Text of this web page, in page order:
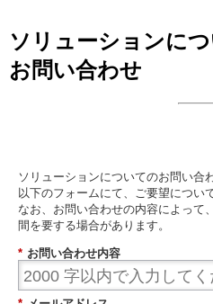
ソリューションに
お問い合わせ
ソリューションについてのお問い合
以下のフォームにて、ご要望につい
なお、お問い合わせの内容によって
間を要する場合があります。
* お問い合わせ内容